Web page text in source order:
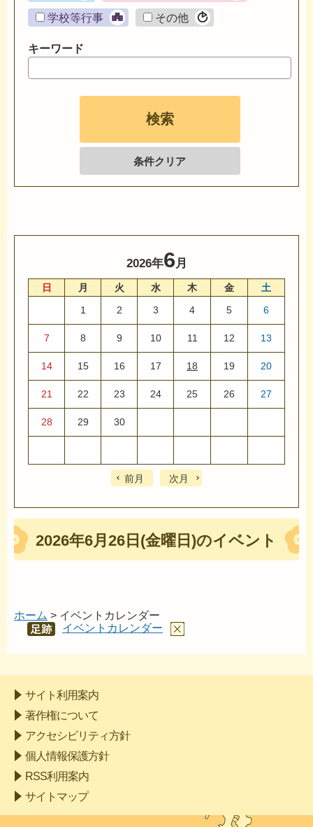
学校等行事 その他
キーワード
条件クリア
2026年6 月
日 月 火 水 木 金
土
1
2 3 4 5 6
7 8 9 10 11 12 13
14 15 16 17 18 19 20
21 22 23 24 25 26 27
28 29 30
前月 次月
2026年6月26日(金曜日)のイベント
ホーム > イベントカレンダー
あし
イベントカレンダー
サイト利用案内
著作権について
アクセシビリティ方針
個人情報保護方針
RSS利用案内
サイトマップ